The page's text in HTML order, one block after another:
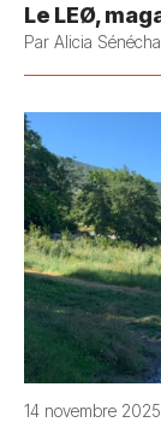
Le LEØ,
Par Alicia
14 novembre